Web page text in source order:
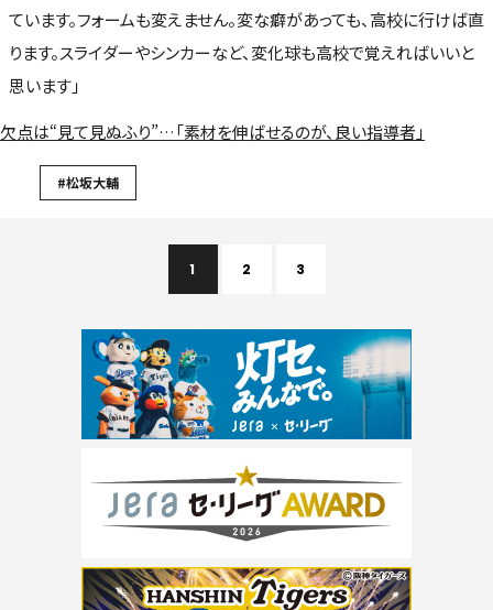
ています。フォームも変えません。変な癖があっても、高校に行けば直
ります。スライダーやシンカーなど、変化球も高校で覚えればいいと
思います」
欠点は“見て見ぬふり”…「素材を伸ばせるのが、良い指導者」
#松坂大輔
1 2 3